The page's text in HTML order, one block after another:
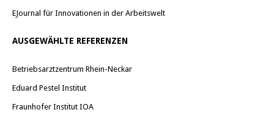
EJournal für Innovationen in der Arbeitswelt
AUSGEWÄHLTE REFERENZEN
Betriebsarztzentrum Rhein-Neckar
Eduard Pestel Institut
Fraunhofer Institut IOA